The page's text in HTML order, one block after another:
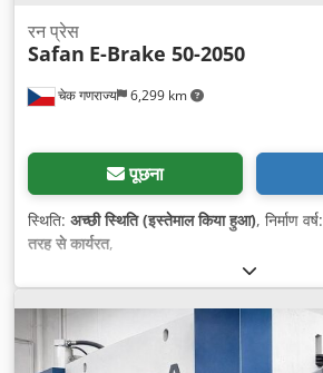
चेक गणराज्य 6,299 km
रन प्रेस
Safan E-Brake 50-2050
पूछना
स्थिति: अच्छी स्थिति (इस्तेमाल किया हुआ), निर्माण वर्ष:
तरह से कार्यरत,